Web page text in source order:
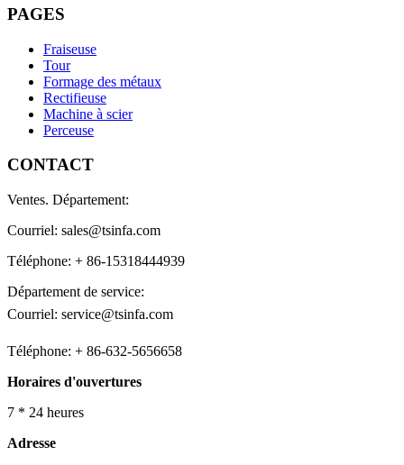
PAGES
Fraiseuse
Tour
Formage des métaux
Rectifieuse
Machine à scier
Perceuse
CONTACT
Ventes. Département:
Courriel: sales@tsinfa.com
Téléphone: + 86-15318444939
Département de service:
Courriel: service@tsinfa.com
Téléphone: + 86-632-5656658
Horaires d'ouvertures
7 * 24 heures
Adresse